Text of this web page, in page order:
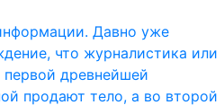
Давно уже
что журналистика или
древнейшей
продают тело, а во второй